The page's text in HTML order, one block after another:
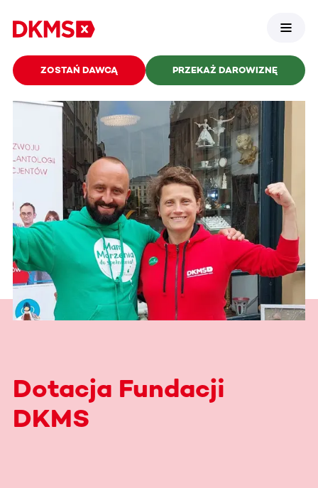
ZOSTAŃ DAWCĄ PRZEKAŻ DAROWIZNĘ
Dotacja Fundacji
DKMS